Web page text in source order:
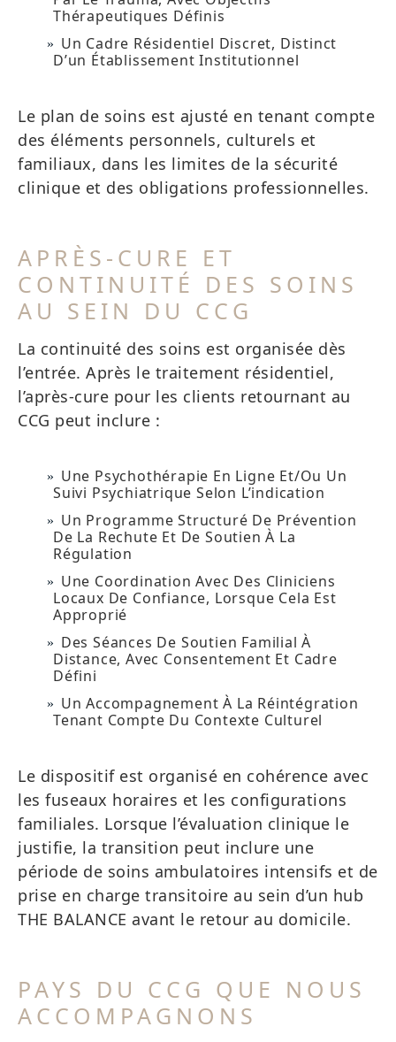
Thérapeutiques Définis
Un Cadre Résidentiel Discret, Distinct
D’un Établissement Institutionnel
Le plan de soins est ajusté en tenant compte
des éléments personnels, culturels et
familiaux, dans les limites de la sécurité
clinique et des obligations professionnelles.
APRÈS-CURE ET
CONTINUITÉ DES SOINS
AU SEIN DU CCG
La continuité des soins est organisée dès
l’entrée. Après le traitement résidentiel,
l’après-cure pour les clients retournant au
CCG peut inclure :
Une Psychothérapie En Ligne Et/ou Un
Suivi Psychiatrique Selon L’indication
Un Programme Structuré De Prévention
De La Rechute Et De Soutien À La
Régulation
Une Coordination Avec Des Cliniciens
Locaux De Confiance, Lorsque Cela Est
Approprié
Des Séances De Soutien Familial À
Distance, Avec Consentement Et Cadre
Défini
Un Accompagnement À La Réintégration
Tenant Compte Du Contexte Culturel
Le dispositif est organisé en cohérence avec
les fuseaux horaires et les configurations
familiales. Lorsque l’évaluation clinique le
justifie, la transition peut inclure une
période de soins ambulatoires intensifs et de
prise en charge transitoire au sein d’un hub
THE BALANCE avant le retour au domicile.
PAYS DU CCG QUE NOUS
ACCOMPAGNONS